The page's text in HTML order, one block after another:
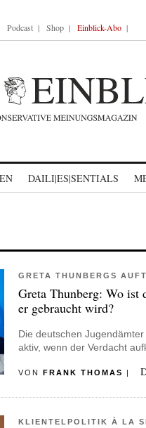
Podcast Shop Einblick-Abo
DAILI|ES|SENTIALS
GRETA THUNBERGS
Greta Thunberg: Wo ist
er gebraucht wird?
Die deutschen
aktiv, wenn der Verdacht
VON FRANK THOMAS |
KLIENTELPOLITIK À LA